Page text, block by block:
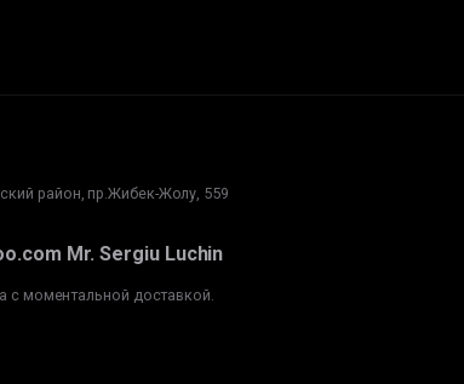
район, пр.Жибек-Жолу, 559
Mr. Sergiu Luchin
с моментальной доставкой.